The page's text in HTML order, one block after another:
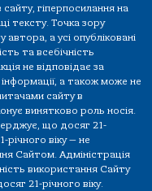
гіперпосилання на
тексту. Точка зору
а усі опубліковані
та всебічність
не відповідає за
а також може не
сайту в
винятково роль носія.
що досяг 21-
річного віку — не
Сайтом. Адміністрація
використання Сайту
21-річного віку.